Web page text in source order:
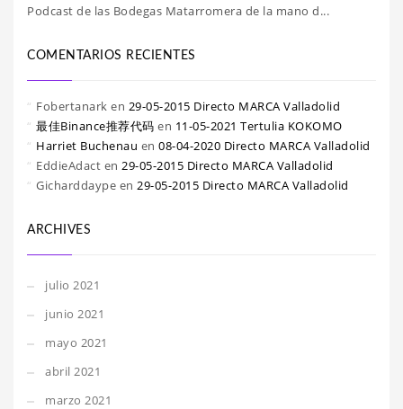
Podcast de las Bodegas Matarromera de la mano d...
COMENTARIOS RECIENTES
Fobertanark en 29-05-2015 Directo MARCA Valladolid
最佳Binance推荐代码 en 11-05-2021 Tertulia KOKOMO
Harriet Buchenau en 08-04-2020 Directo MARCA Valladolid
EddieAdact en 29-05-2015 Directo MARCA Valladolid
Gicharddaype en 29-05-2015 Directo MARCA Valladolid
ARCHIVES
julio 2021
junio 2021
mayo 2021
abril 2021
marzo 2021